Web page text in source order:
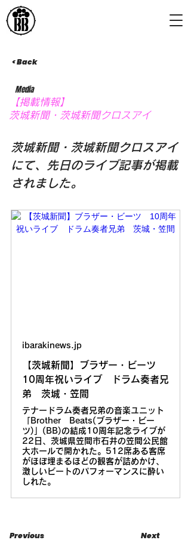
< Back
Media
【掲載情報】
茨城新聞・茨城新聞クロスアイ
茨城新聞・茨城新聞クロスアイ
にて、先日のライブ記事が掲載
されました。
ibarakinews.jp
【茨城新聞】ブラザー・ビーツ
10周年祝いライブ ドラム奏者兄
弟 茨城・笠間
テナードラム奏者兄弟の音楽ユニット
「Brother Beats(ブラザー・ビー
ツ)」(BB)の結成10周年記念ライブが
22日、茨城県笠間市石井の笠間公民館
大ホールで開かれた。512席ある客席
がほぼ埋まるほどの観客が詰めかけ、
激しいビートのパフォーマンスに酔い
しれた。
Previous Next